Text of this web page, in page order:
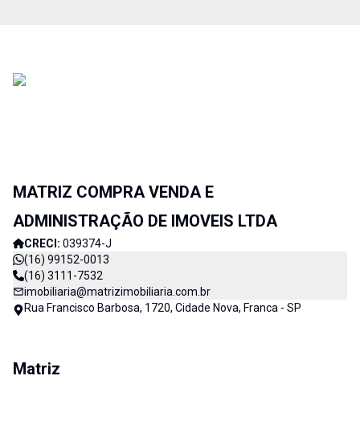
MATRIZ COMPRA VENDA E
ADMINISTRAÇÃO DE IMOVEIS LTDA
CRECI: 039374-J
(16) 99152-0013
(16) 3111-7532
imobiliaria@matrizimobiliaria.com.br
Rua Francisco Barbosa, 1720, Cidade Nova, Franca - SP
Matriz